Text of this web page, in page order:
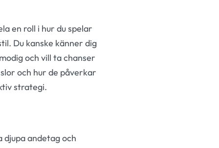
en roll i hur du spelar
Du kanske känner dig
och vill ta chanser
och hur de påverkar
strategi.
andetag och